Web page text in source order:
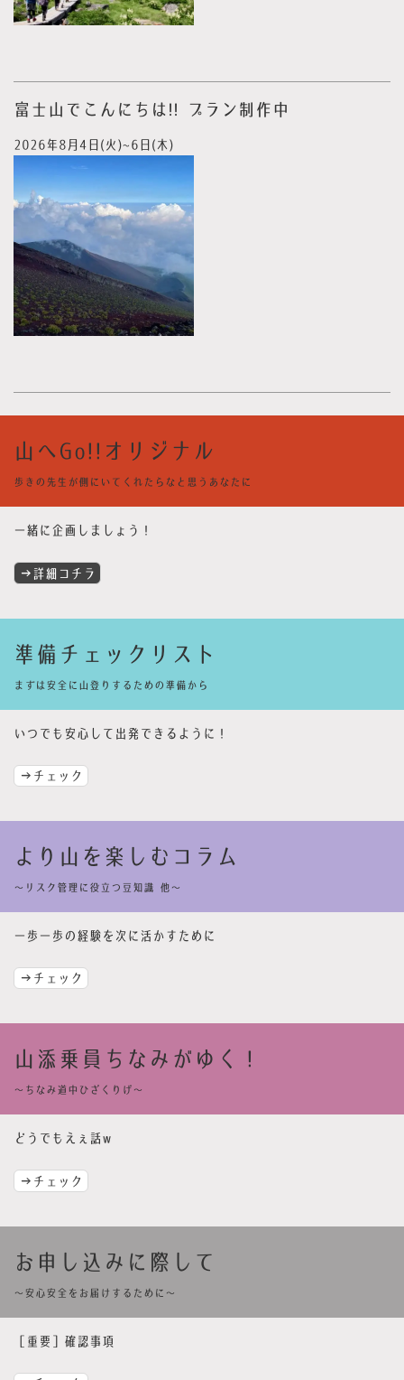
富士山でこんにちは!! プラン制作中
2026年8月4日(火)~6日(木)
山へGo!!オリジナル
歩きの先生が側にいてくれたらなと思うあなたに
一緒に企画しましょう！
→詳細コチラ
準備チェックリスト
まずは安全に山登りするための準備から
いつでも安心して出発できるように！
→チェック
より山を楽しむコラム
〜リスク管理に役立つ豆知識 他〜
一歩一歩の経験を次に活かすために
→チェック
山添乗員ちなみがゆく！
〜ちなみ道中ひざくりげ〜
どうでもえぇ話w
→チェック
お申し込みに際して
〜安心安全をお届けするために〜
［重要］確認事項